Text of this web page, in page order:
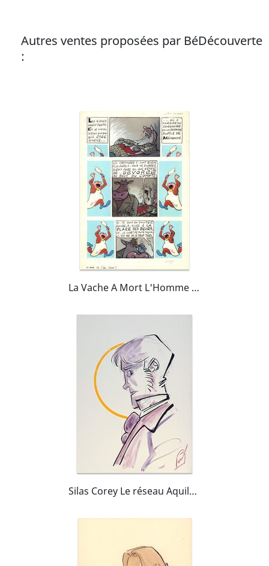
Autres ventes proposées par BéDécouverte
:
La Vache A Mort L'Homme Vive L'Ozone pl.55
Silas Corey Le réseau Aquila 1 et 2